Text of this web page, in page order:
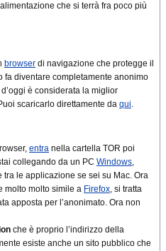
che si terrà fra poco più
browser di navigazione che protegge il
fa diventare completamente anonimo
è considerata la miglior
scaricarlo direttamente da qui.
entra nella cartella TOR poi
collegando da un PC Windows,
tra le applicazione se sei su Mac. Ora
molto molto simile a Firefox, si tratta
apposta per l’anonimato. Ora non
che è proprio l’indirizzo della
esiste anche un sito pubblico che